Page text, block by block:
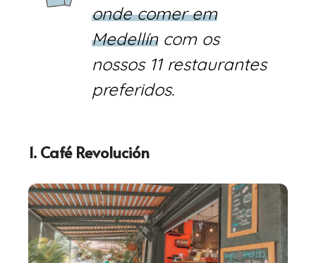
onde comer em
Medellíncom os
nossos 11 restaurantes
preferidos.
1. Café Revolución